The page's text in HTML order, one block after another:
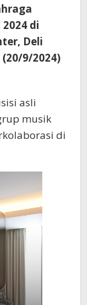
di
Deli
9/2024)
asli
musik
di